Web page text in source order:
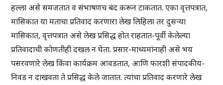
हल्ला असे समजतात व संभाषणच बंद करून टाकतात. एका वृत्तपत्रात,
मासिकात या मताचा प्रतिवाद करणारा लेख लिहिला तर दुसऱ्या
मासिकात, वृत्तपत्रात असे लेख प्रसिद्ध होत राहतात-पूर्वी केलेल्या
प्रतिवादाची कोणतीही दखल न घेता. प्रसार-माध्यमांनाही असे भय
पसरवणारे लेख किंवा कार्यक्रम आवडतात, आणि फारशी संपादकीय-
निवड न दाखवता ते प्रसिद्ध केले जातात. त्यांचा प्रतिवाद करणारे लेख